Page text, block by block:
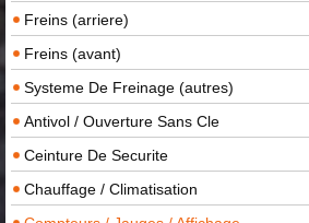
Freins (arriere)
Freins (avant)
Systeme De Freinage (autres)
Antivol / Ouverture Sans Cle
Ceinture De Securite
Chauffage / Climatisation